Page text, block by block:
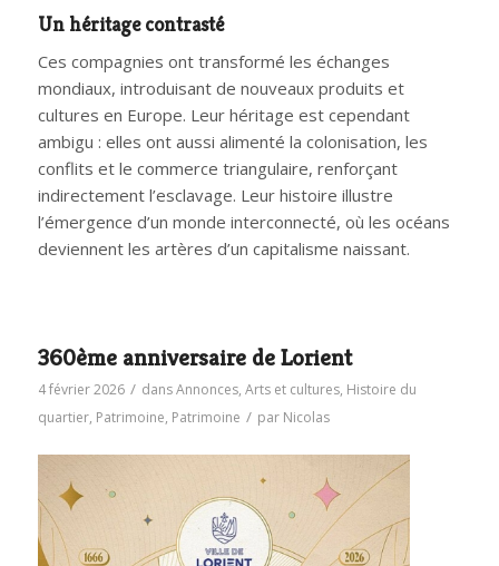
Un héritage contrasté
Ces compagnies ont transformé les échanges
mondiaux, introduisant de nouveaux produits et
cultures en Europe. Leur héritage est cependant
ambigu : elles ont aussi alimenté la colonisation, les
conflits et le commerce triangulaire, renforçant
indirectement l’esclavage. Leur histoire illustre
l’émergence d’un monde interconnecté, où les océans
deviennent les artères d’un capitalisme naissant.
360ème anniversaire de Lorient
4 février 2026 / dansAnnonces, Arts et cultures, Histoire du
quartier, Patrimoine, Patrimoine / par Nicolas